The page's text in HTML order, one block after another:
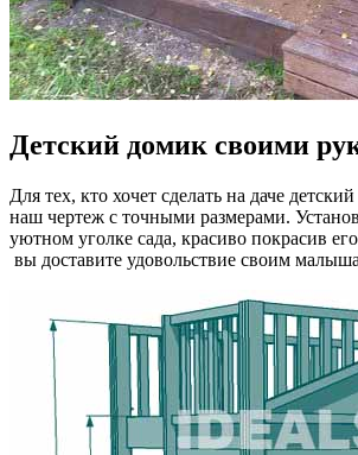
Детский домик своими
Для тех, кто хочет сделать на даче
наш чертеж с точными размерами.
уютном уголке сада, красиво покрасив
вы доставите удовольствие своим